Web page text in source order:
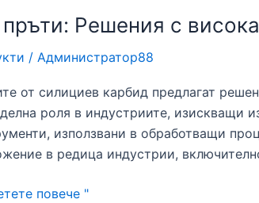
пръти: Решения с
/ Администратор88
от силициев карбид предлагат
роля в индустриите, изискващи
използвани в обработващи
в редица индустрии,
повече "